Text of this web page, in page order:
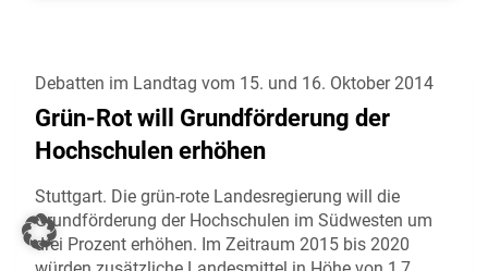
Debatten im Landtag vom 15. und 16. Oktober 2014
Grün-Rot will Grundförderung der
Hochschulen erhöhen
Stuttgart. Die grün-rote Landesregierung will die
Grundförderung der Hochschulen im Südwesten um
drei Prozent erhöhen. Im Zeitraum 2015 bis 2020